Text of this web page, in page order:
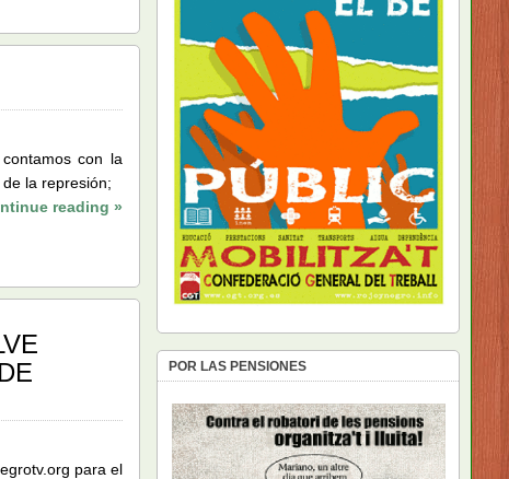
con la
la represión;
reading »
para el
POR LAS PENSIONES